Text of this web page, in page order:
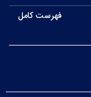
فهرست کامل